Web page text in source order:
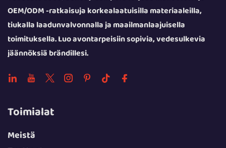
OEM/ODM -ratkaisuja korkealaatuisilla materiaaleilla,
tiukalla laadunvalvonnalla ja maailmanlaajuisella
toimituksella. Luo avontarpeisiin sopivia, vedesulkevia
jäännöksiä brändillesi.
Toimialat
Meistä